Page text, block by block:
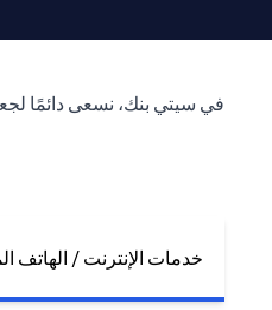
في سيتي بنك، نسعى دائمًا
خدمات الإنترنت / الهاتف